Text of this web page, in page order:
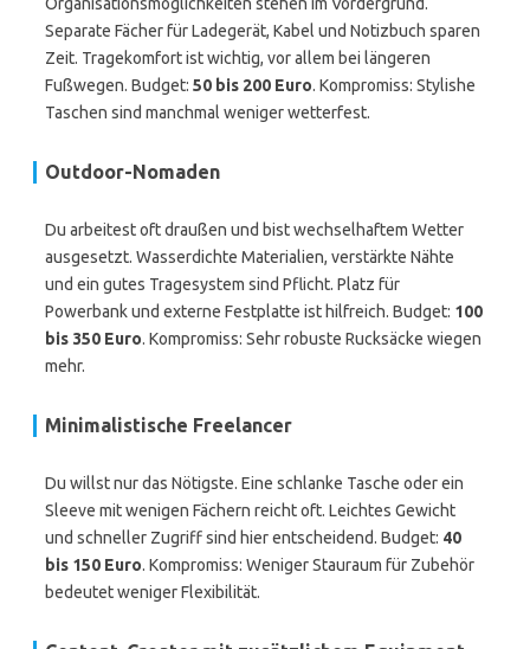
Separate Fächer für Ladegerät, Kabel und Notizbuch sparen
Zeit. Tragekomfort ist wichtig, vor allem bei längeren
Fußwegen. Budget: 50 bis 200 Euro. Kompromiss: Stylishe
Taschen sind manchmal weniger wetterfest.
Outdoor-Nomaden
Du arbeitest oft draußen und bist wechselhaftem Wetter
ausgesetzt. Wasserdichte Materialien, verstärkte Nähte
und ein gutes Tragesystem sind Pflicht. Platz für
Powerbank und externe Festplatte ist hilfreich. Budget: 100
bis 350 Euro. Kompromiss: Sehr robuste Rucksäcke wiegen
mehr.
Minimalistische Freelancer
Du willst nur das Nötigste. Eine schlanke Tasche oder ein
Sleeve mit wenigen Fächern reicht oft. Leichtes Gewicht
und schneller Zugriff sind hier entscheidend. Budget: 40
bis 150 Euro. Kompromiss: Weniger Stauraum für Zubehör
bedeutet weniger Flexibilität.